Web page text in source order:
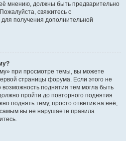
мнению, должны быть предварительно
свяжитесь с
получения дополнительной
при просмотре темы, вы можете
страницы форума. Если этого не
возможность поднятия тем могла быть
пройти до повторного поднятия
поднять тему, просто ответив на неё,
самым вы не нарушаете правила